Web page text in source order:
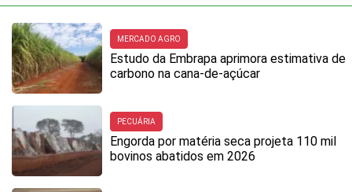
MERCADO AGRO
Estudo da Embrapa aprimora estimativa de
carbono na cana-de-açúcar
PECUÁRIA
Engorda por matéria seca projeta 110 mil
bovinos abatidos em 2026